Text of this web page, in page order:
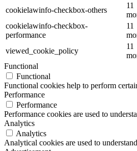
cookielawinfo-checkbox-others
11
cookielawinfo-checkbox-
performance
11
viewed_cookie_policy
11
Functional
Functional
Functional cookies help to perform
Performance
Performance
Performance cookies are used to
Analytics
Analytics
Analytical cookies are used to